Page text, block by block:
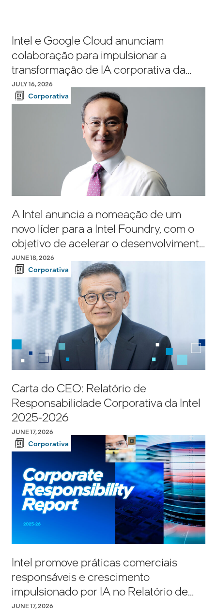
Intel e Google Cloud anunciam
colaboração para impulsionar a
transformação de IA corporativa da
Intel
JULY 16, 2026
Corporativa
A Intel anuncia a nomeação de um
novo líder para a Intel Foundry, com o
objetivo de acelerar o desenvolvimento
e a produção.
JUNE 18, 2026
Corporativa
Carta do CEO: Relatório de
Responsabilidade Corporativa da Intel
2025-2026
JUNE 17, 2026
Corporativa
Intel promove práticas comerciais
responsáveis e crescimento
impulsionado por IA no Relatório de
Responsabilidade Corporativa de
JUNE 17, 2026